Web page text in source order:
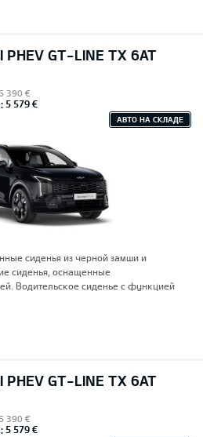
PHEV GT-LINE TX 6AT
390 €
5 579 €
АВТО НА СКЛАДЕ
сиденья из черной замши и
сиденья, оснащенные
Водительское сиденье с функцией
PHEV GT-LINE TX 6AT
390 €
5 579 €